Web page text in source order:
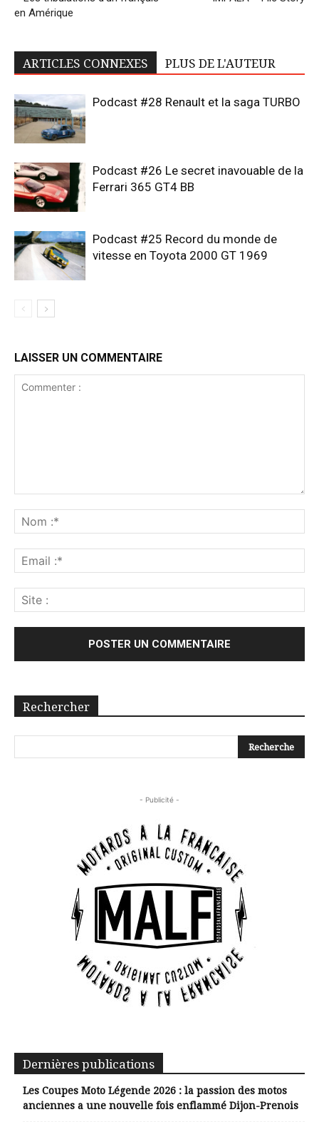
en Amérique
ARTICLES CONNEXES PLUS DE L'AUTEUR
Podcast #28 Renault et la saga TURBO
Podcast #26 Le secret inavouable de la
Ferrari 365 GT4 BB
Podcast #25 Record du monde de
vitesse en Toyota 2000 GT 1969
LAISSER UN COMMENTAIRE
Rechercher
- Publicité -
Dernières publications
Les Coupes Moto Légende 2026 : la passion des motos
anciennes a une nouvelle fois enflammé Dijon-Prenois